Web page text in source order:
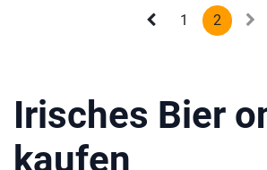
1 2
Irisches Bier
kaufen